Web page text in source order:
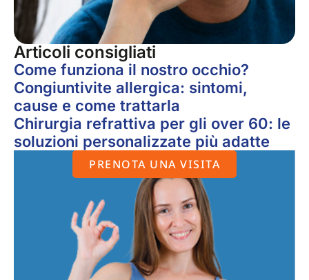
Articoli consigliati
Come funziona il nostro occhio?
Congiuntivite allergica: sintomi,
cause e come trattarla
Chirurgia refrattiva per gli over 60: le
soluzioni personalizzate più adatte
PRENOTA UNA VISITA